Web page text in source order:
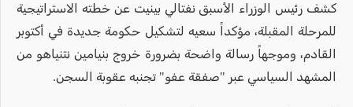
كشف رئيس الوزراء الأسبق نفتالي بينيت عن خطته الاستراتيجية
للمرحلة المقبلة، مؤكداً سعيه لتشكيل حكومة جديدة في أكتوبر
القادم، وموجهاً رسالة واضحة بضرورة خروج بنيامين نتنياهو من
المشهد السياسي عبر "صفقة عفو" تجنبه عقوبة السجن.